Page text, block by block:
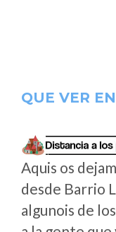
QUE VER
Aquis os
desde Barrio
algunois de